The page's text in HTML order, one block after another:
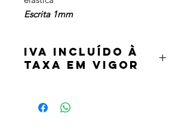
Escrita 1mm
IVA incluído à
taxa em vigor